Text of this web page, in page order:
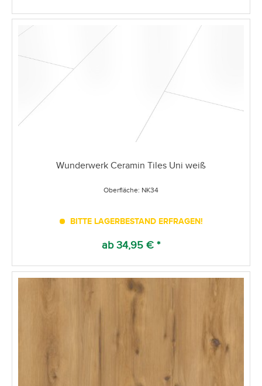
Wunderwerk Ceramin Tiles Uni weiß
Oberfläche: NK34
BITTE LAGERBESTAND ERFRAGEN!
ab 34,95 € *